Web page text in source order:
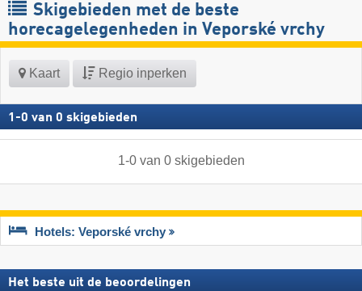
Skigebieden met de beste
horecagelegenheden in Veporské vrchy
Kaart Regio inperken
1 -0 van 0 skigebieden
1-0van 0 skigebieden
Hotels: Veporské vrchy
Het beste uit de beoordelingen